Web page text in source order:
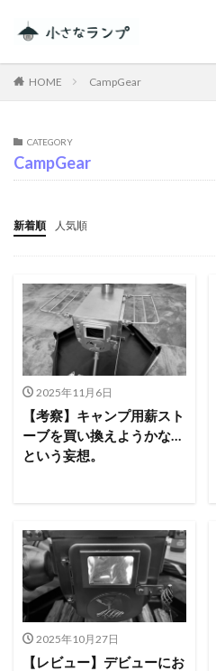
HOME CampGear
CATEGORY
CampGear
新着順 人気順
2025年11月6日
【考察】キャンプ用薪スト
ーブを買い換えようかな…
という妄想。
2025年10月27日
【レビュー】デビューにお
カテゴリー
タグ
シェアカメ
RV RESORT 猪苗代モビレージ
メープル那須高原キャンプグラ
キャンプ・アンド・キャビンズ
スノーピーク白河高原
Nikon
五色温泉オートキャ
ACNあぶくまキャンプランド
ほとりの遊びばキャンプ場
春キャンプ
キャンプ場選び
ソロキャ
グランディ羽鳥湖スキーリゾー
前が岳アウトドアパーク
タイヤ交換
かいぞくの森